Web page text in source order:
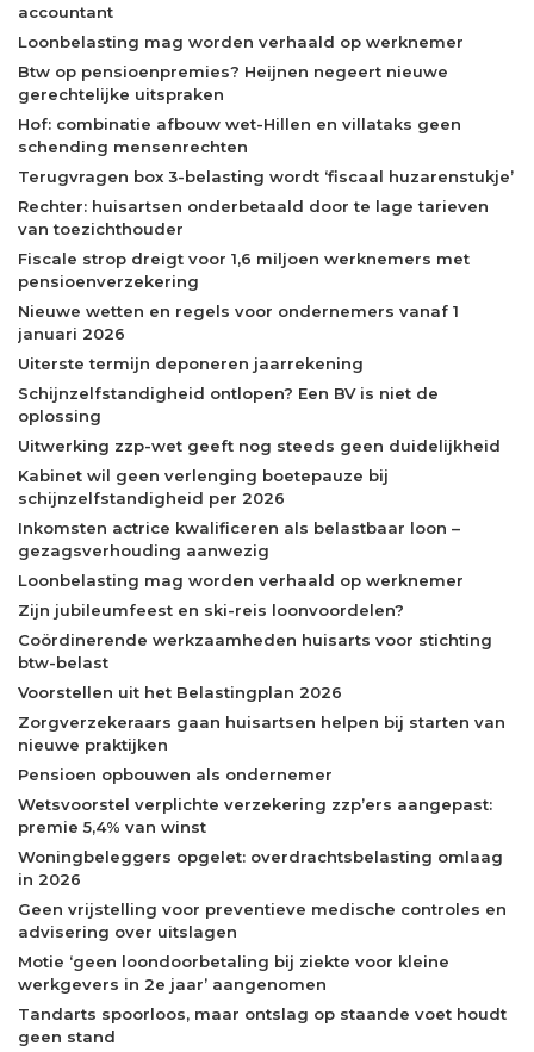
accountant
Loonbelasting mag worden verhaald op werknemer
Btw op pensioenpremies? Heijnen negeert nieuwe
gerechtelijke uitspraken
Hof: combinatie afbouw wet-Hillen en villataks geen
schending mensenrechten
Terugvragen box 3-belasting wordt ‘fiscaal huzarenstukje’
Rechter: huisartsen onderbetaald door te lage tarieven
van toezichthouder
Fiscale strop dreigt voor 1,6 miljoen werknemers met
pensioenverzekering
Nieuwe wetten en regels voor ondernemers vanaf 1
januari 2026
Uiterste termijn deponeren jaarrekening
Schijnzelfstandigheid ontlopen? Een BV is niet de
oplossing
Uitwerking zzp-wet geeft nog steeds geen duidelijkheid
Kabinet wil geen verlenging boetepauze bij
schijnzelfstandigheid per 2026
Inkomsten actrice kwalificeren als belastbaar loon –
gezagsverhouding aanwezig
Loonbelasting mag worden verhaald op werknemer
Zijn jubileumfeest en ski-reis loonvoordelen?
Coördinerende werkzaamheden huisarts voor stichting
btw-belast
Voorstellen uit het Belastingplan 2026
Zorgverzekeraars gaan huisartsen helpen bij starten van
nieuwe praktijken
Pensioen opbouwen als ondernemer
Wetsvoorstel verplichte verzekering zzp’ers aangepast:
premie 5,4% van winst
Woningbeleggers opgelet: overdrachtsbelasting omlaag
in 2026
Geen vrijstelling voor preventieve medische controles en
advisering over uitslagen
Motie ‘geen loondoorbetaling bij ziekte voor kleine
werkgevers in 2e jaar’ aangenomen
Tandarts spoorloos, maar ontslag op staande voet houdt
geen stand